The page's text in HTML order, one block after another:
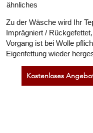
ähnliches
Zu der Wäsche wird Ihr
Imprägniert /
Vorgang ist bei Wolle
Eigenfettung wieder